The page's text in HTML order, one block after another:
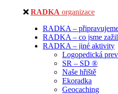
RADKA organizace
RADKA –
RADKA – co jsme
RADKA – jiné aktivity
Logopedická
SR – SD ®
Naše hřiště
Ekoradka
Geocaching